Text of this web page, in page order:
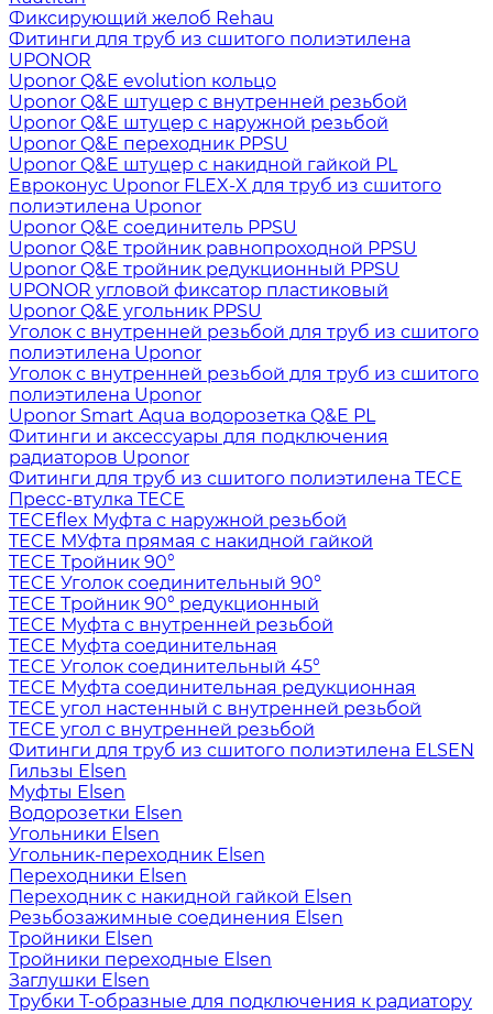
Фиксирующий желоб Rehau
Фитинги для труб из сшитого полиэтилена
UPONOR
Uponor Q&E evolution кольцо
Uponor Q&E штуцер с внутренней резьбой
Uponor Q&E штуцер с наружной резьбой
Uponor Q&E переходник PPSU
Uponor Q&E штуцер с накидной гайкой PL
Евроконус Uponor FLEX-X для труб из сшитого
полиэтилена Uponor
Uponor Q&E соединитель PPSU
Uponor Q&E тройник равнопроходной PPSU
Uponor Q&E тройник редукционный PPSU
UPONOR угловой фиксатор пластиковый
Uponor Q&E угольник PPSU
Уголок с внутренней резьбой для труб из сшитого
полиэтилена Uponor
Уголок с внутренней резьбой для труб из сшитого
полиэтилена Uponor
Uponor Smart Aqua водорозетка Q&E PL
Фитинги и аксессуары для подключения
радиаторов Uponor
Фитинги для труб из сшитого полиэтилена TECE
Пресс-втулка TECE
TECEflex Муфта с наружной резьбой
TECE МУфта прямая с накидной гайкой
TECE Тройник 90°
TECE Уголок соединительный 90°
TECE Тройник 90° редукционный
TECE Муфта с внутренней резьбой
TECE Муфта соединительная
TECE Уголок соединительный 45°
TECE Муфта соединительная редукционная
TECE угол настенный с внутренней резьбой
TECE угол с внутренней резьбой
Фитинги для труб из сшитого полиэтилена ELSEN
Гильзы Elsen
Муфты Elsen
Водорозетки Elsen
Угольники Elsen
Угольник-переходник Elsen
Переходники Elsen
Переходник с накидной гайкой Elsen
Резьбозажимные соединения Elsen
Тройники Elsen
Тройники переходные Elsen
Заглушки Elsen
Трубки T-образные для подключения к радиатору